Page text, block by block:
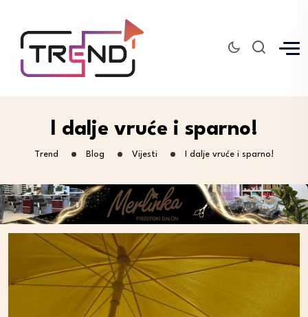
I dalje vruće i sparno!
Trend Blog Vijesti I dalje vruće i sparno!